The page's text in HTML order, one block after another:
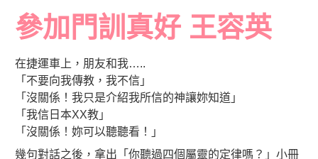
參加門訓真好 王容英
在捷運車上，朋友和我…..
「不要向我傳教，我不信」
「沒關係！我只是介紹我所信的神讓妳知道」
「我信日本XX教」
「沒關係！妳可以聽聽看！」
幾句對話之後，拿出「你聽過四個屬靈的定律嗎？」小冊